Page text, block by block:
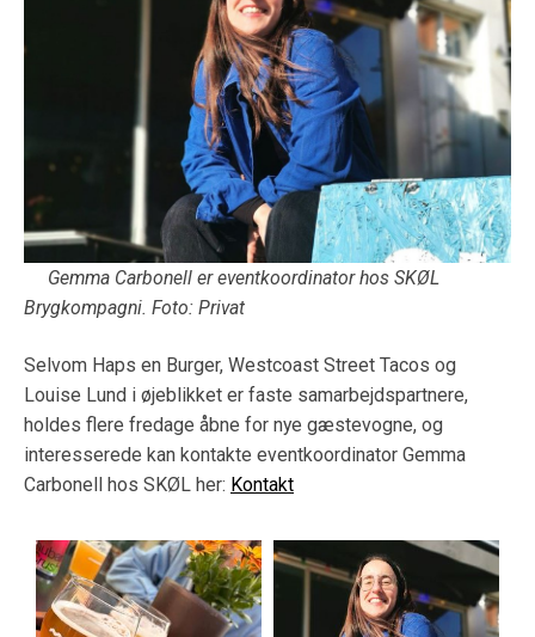
Gemma Carbonell er eventkoordinator hos SKØL
Brygkompagni. Foto: Privat
Selvom Haps en Burger, Westcoast Street Tacos og
Louise Lund i øjeblikket er faste samarbejdspartnere,
holdes flere fredage åbne for nye gæstevogne, og
interesserede kan kontakte eventkoordinator Gemma
Carbonell hos SKØL her: Kontakt